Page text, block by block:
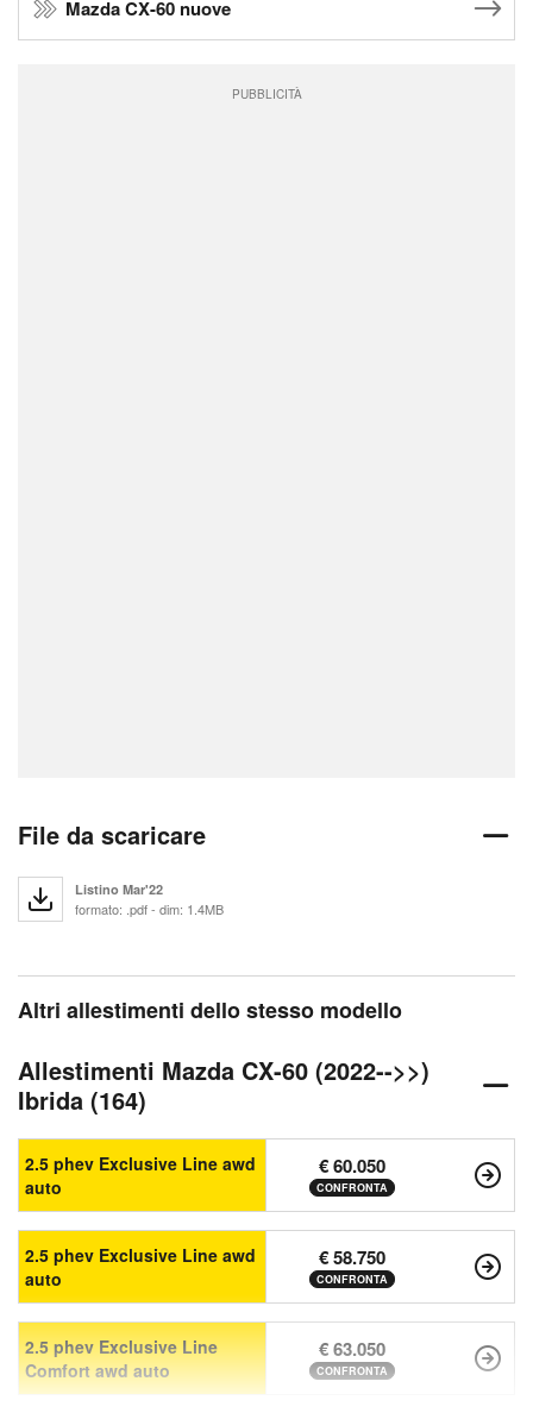
Mazda CX-60 nuove
PUBBLICITÀ
File da scaricare
Listino Mar'22
formato: .pdf - dim: 1.4MB
Altri allestimenti dello stesso modello
Allestimenti Mazda CX-60 (2022-->>)
Ibrida (164)
2.5 phev Exclusive Line awd
auto
€ 60.050
CONFRONTA
2.5 phev Exclusive Line awd
auto
€ 58.750
CONFRONTA
2.5 phev Exclusive Line
Comfort awd auto
€ 63.050
CONFRONTA